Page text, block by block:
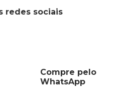
redes sociais
Compre pelo
WhatsApp